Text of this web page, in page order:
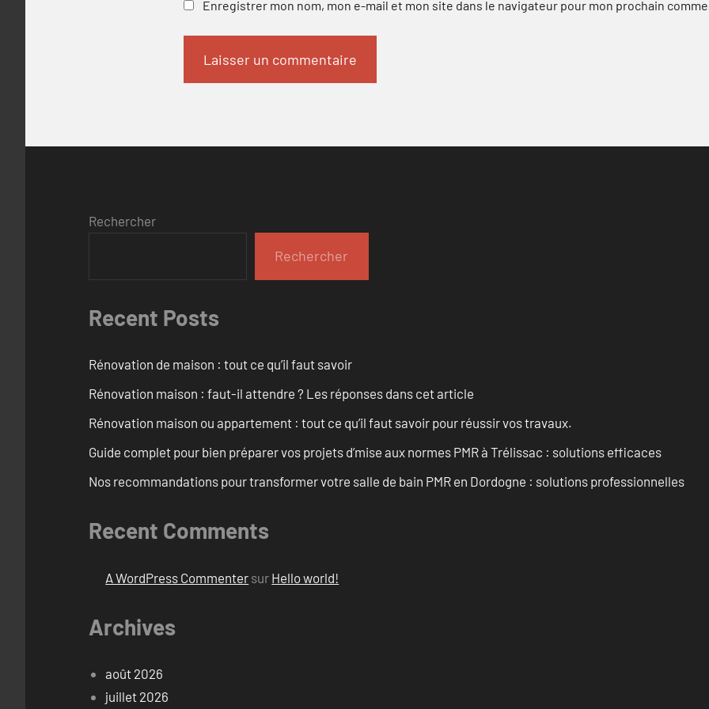
Enregistrer mon nom, mon e-mail et mon site dans le navigateur pour mon prochain
Rechercher
Rechercher
Recent Posts
Rénovation de maison : tout ce qu’il faut savoir
Rénovation maison : faut-il attendre ? Les réponses dans cet article
Rénovation maison ou appartement : tout ce qu’il faut savoir pour réussir vos travaux.
Guide complet pour bien préparer vos projets d’mise aux normes PMR à Trélissac : solutions efficaces
Nos recommandations pour transformer votre salle de bain PMR en Dordogne : solutions professionnelles
Recent Comments
A WordPress Commenter sur Hello world!
Archives
août 2026
juillet 2026